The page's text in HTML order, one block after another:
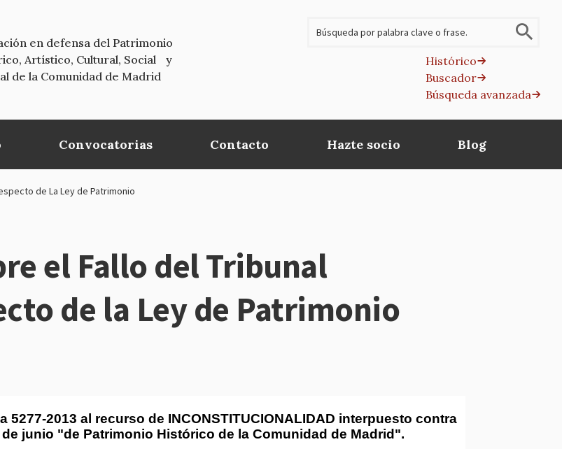
en defensa del Patrimonio
Artístico, Cultural, Social y
de la Comunidad de Madrid
Histórico
Buscador
Búsqueda avanzada
Convocatorias Contacto Hazte socio Blog
de La Ley de Patrimonio
el Fallo del Tribunal
de la Ley de Patrimonio
2013 al recurso de INCONSTITUCIONALIDAD interpuesto contra
junio "de Patrimonio Histórico de la Comunidad de Madrid".